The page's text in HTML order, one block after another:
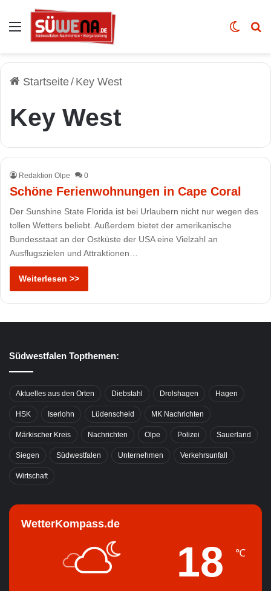
Auswahl Skin
Startseite/ Key West
Key West
Redaktion Olpe 0
Schöne Ferienwohnungen in Cape Coral
Der Sunshine State Florida ist bei Urlaubern nicht nur wegen des
tollen Wetters beliebt. Außerdem bietet der amerikanische
Bundesstaat an der Ostküste der USA eine Vielzahl an
Ausflugszielen und Attraktionen…
Weiterlesen >>
Südwestfalen Topthemen:
Aktuelles aus den Orten Diebstahl Drolshagen Hagen
HSK Iserlohn Lüdenscheid MK Nachrichten
Märkischer Kreis Nachrichten Olpe Polizei Sauerland
Siegen Südwestfalen Unternehmen Verkehrsunfall
Wirtschaft
WetterKompass.de
18 ℃